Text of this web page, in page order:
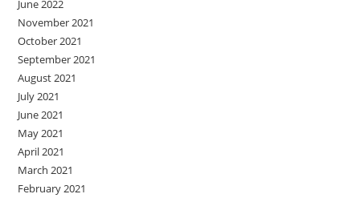
June 2022
November 2021
October 2021
September 2021
August 2021
July 2021
June 2021
May 2021
April 2021
March 2021
February 2021